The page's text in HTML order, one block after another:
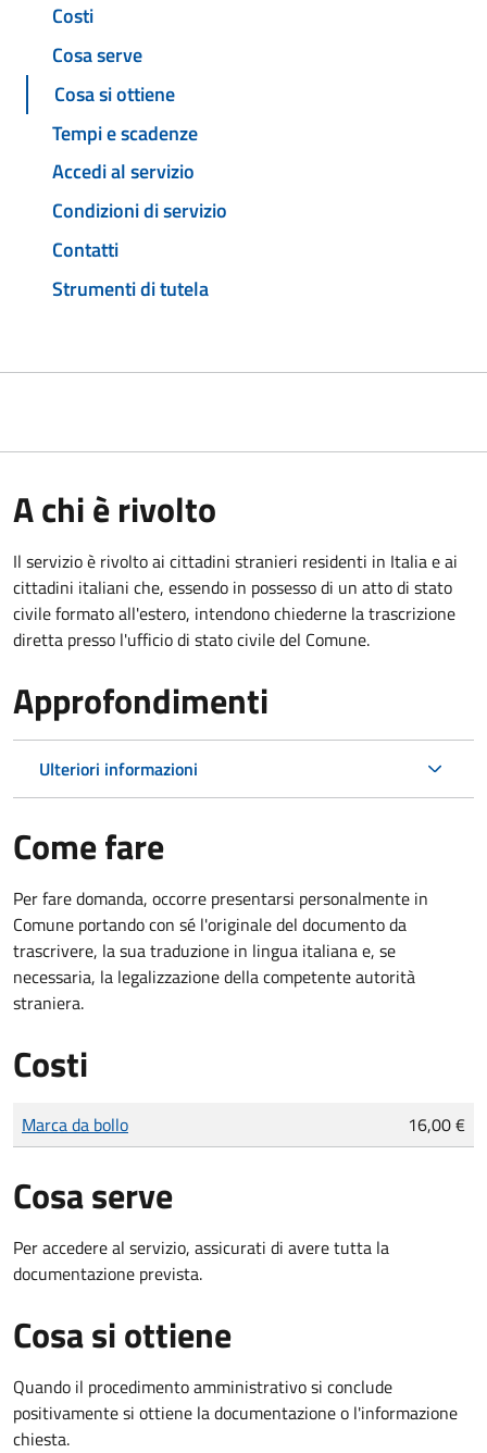
Costi
Cosa serve
Cosa si ottiene
Tempi e scadenze
Accedi al servizio
Condizioni di servizio
Contatti
Strumenti di tutela
A chi è rivolto
Il servizio è rivolto ai cittadini stranieri residenti in Italia e ai
cittadini italiani che, essendo in possesso di un atto di stato
civile formato all'estero, intendono chiederne la trascrizione
diretta presso l'ufficio di stato civile del Comune.
Approfondimenti
Ulteriori informazioni
Come fare
Per fare domanda, occorre presentarsi personalmente in
Comune portando con sé l'originale del documento da
trascrivere, la sua traduzione in lingua italiana e, se
necessaria, la legalizzazione della competente autorità
straniera.
Costi
Tipo di pagamento
Importo
Marca da bollo 16,00 €
Cosa serve
Per accedere al servizio, assicurati di avere tutta la
documentazione prevista.
Cosa si ottiene
Quando il procedimento amministrativo si conclude
positivamente si ottiene la documentazione o l'informazione
chiesta.